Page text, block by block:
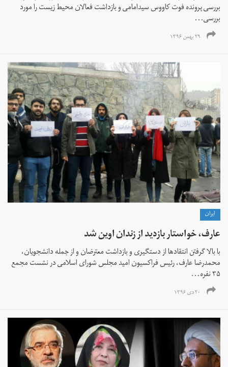
بررسی پرونده فوت کاووس سیدامامی و بازداشت فعالان محیط زیست را مورد
بررسی...
۲۹ بهمن ۱۳۹۶
ايران
عارف، خواستار بازدید از زندان اوین شد
با بالا گرفتن انتقادها از دستگیری و بازداشت معترضان و از جمله دانشجویان،
محمدرضا عارف، رئیس فراکسیون امید مجلس شورای اسلامی در نشست مجمع
۳۵ نفره...
۲۰ دی ۱۳۹۶